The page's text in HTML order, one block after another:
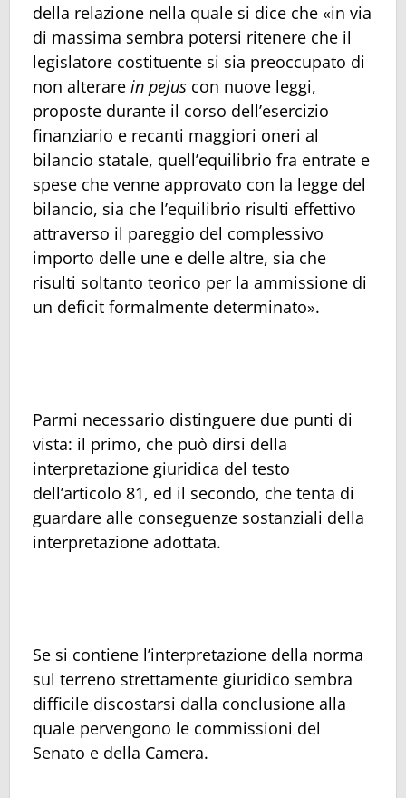
della relazione nella quale si dice che «in via
di massima sembra potersi ritenere che il
legislatore costituente si sia preoccupato di
non alterare in pejus con nuove leggi,
proposte durante il corso dell’esercizio
finanziario e recanti maggiori oneri al
bilancio statale, quell’equilibrio fra entrate e
spese che venne approvato con la legge del
bilancio, sia che l’equilibrio risulti effettivo
attraverso il pareggio del complessivo
importo delle une e delle altre, sia che
risulti soltanto teorico per la ammissione di
un deficit formalmente determinato».
Parmi necessario distinguere due punti di
vista: il primo, che può dirsi della
interpretazione giuridica del testo
dell’articolo 81, ed il secondo, che tenta di
guardare alle conseguenze sostanziali della
interpretazione adottata.
Se si contiene l’interpretazione della norma
sul terreno strettamente giuridico sembra
difficile discostarsi dalla conclusione alla
quale pervengono le commissioni del
Senato e della Camera.